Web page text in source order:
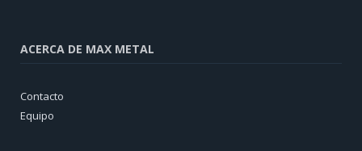
ACERCA DE MAX METAL
Contacto
Equipo